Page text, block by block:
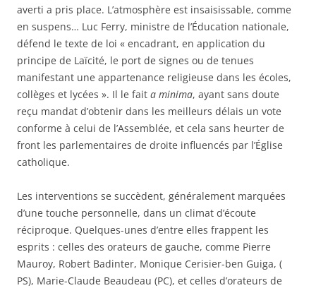
averti a pris place. L’atmosphère est insaisissable, comme
en suspens… Luc Ferry, ministre de l’Éducation nationale,
défend le texte de loi « encadrant, en application du
principe de Laïcité, le port de signes ou de tenues
manifestant une appartenance religieuse dans les écoles,
collèges et lycées ». Il le fait a minima, ayant sans doute
reçu mandat d’obtenir dans les meilleurs délais un vote
conforme à celui de l’Assemblée, et cela sans heurter de
front les parlementaires de droite influencés par l’Église
catholique.
Les interventions se succèdent, généralement marquées
d’une touche personnelle, dans un climat d’écoute
réciproque. Quelques-unes d’entre elles frappent les
esprits : celles des orateurs de gauche, comme Pierre
Mauroy, Robert Badinter, Monique Cerisier-ben Guiga, (
PS), Marie-Claude Beaudeau (PC), et celles d’orateurs de